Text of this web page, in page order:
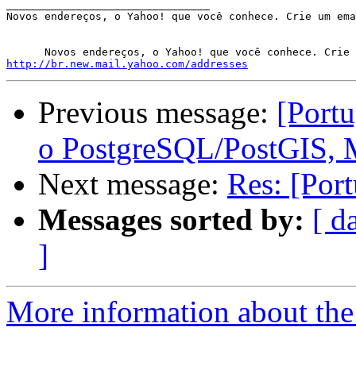
Novos endereços, o Yahoo! que você conhece. Crie um
http://br.new.mail.yahoo.com/addresses
Previous message:
o PostgreSQL/PostGIS,
Next message: Res:
Messages sorted by: [
]
More information about